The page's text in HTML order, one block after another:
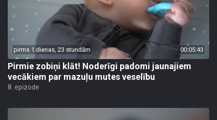
pirms 1 dienas, 23 stundām 00:05:43
Pirmie zobiņi klāt! Noderīgi padomi jaunajiem
vecākiem par mazuļu mutes veselību
8. epizode